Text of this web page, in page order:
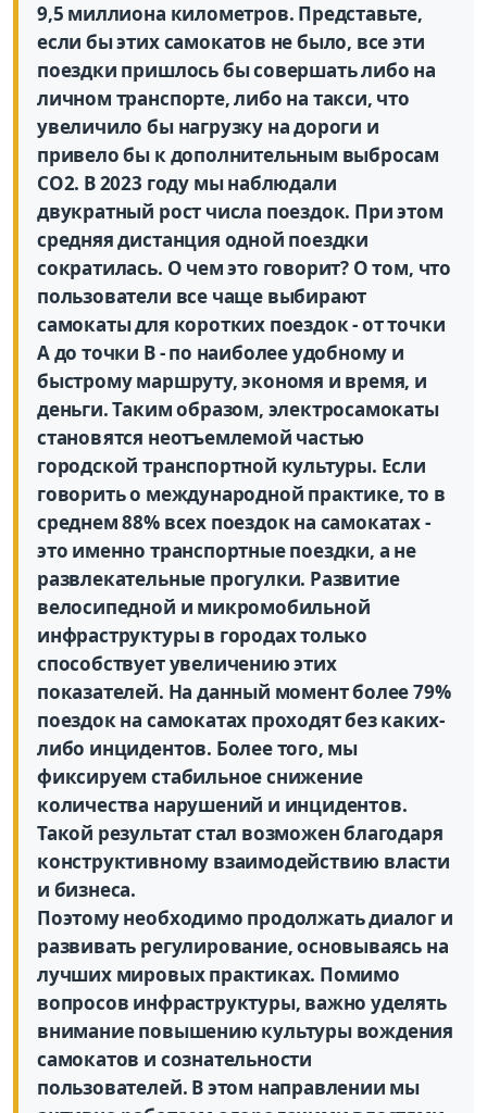
9,5 миллиона километров. Представьте,
если бы этих самокатов не было, все эти
поездки пришлось бы совершать либо на
личном транспорте, либо на такси, что
увеличило бы нагрузку на дороги и
привело бы к дополнительным выбросам
CO2. В 2023 году мы наблюдали
двукратный рост числа поездок. При этом
средняя дистанция одной поездки
сократилась. О чем это говорит? О том, что
пользователи все чаще выбирают
самокаты для коротких поездок - от точки
A до точки B - по наиболее удобному и
быстрому маршруту, экономя и время, и
деньги. Таким образом, электросамокаты
становятся неотъемлемой частью
городской транспортной культуры. Если
говорить о международной практике, то в
среднем 88% всех поездок на самокатах -
это именно транспортные поездки, а не
развлекательные прогулки. Развитие
велосипедной и микромобильной
инфраструктуры в городах только
способствует увеличению этих
показателей. На данный момент более 79%
поездок на самокатах проходят без каких-
либо инцидентов. Более того, мы
фиксируем стабильное снижение
количества нарушений и инцидентов.
Такой результат стал возможен благодаря
конструктивному взаимодействию власти
и бизнеса.
Поэтому необходимо продолжать диалог и
развивать регулирование, основываясь на
лучших мировых практиках. Помимо
вопросов инфраструктуры, важно уделять
внимание повышению культуры вождения
самокатов и сознательности
пользователей. В этом направлении мы